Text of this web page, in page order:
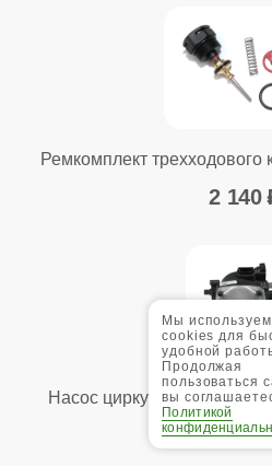
Ремкомплект трехходового
2 140
Насос циркуляционный
18 300
Мы используем
cookies для
удобной
Продолжая
пользоваться
вы
Политикой